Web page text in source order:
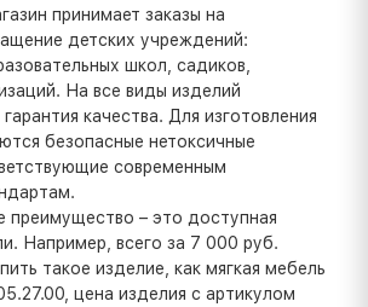
принимает заказы на
детских учреждений:
школ, садиков,
На все виды изделий
качества. Для изготовления
безопасные нетоксичные
современным
преимущество – это доступная
Например, всего за 7 000 руб.
такое изделие, как мягкая мебель
цена изделия с артикулом